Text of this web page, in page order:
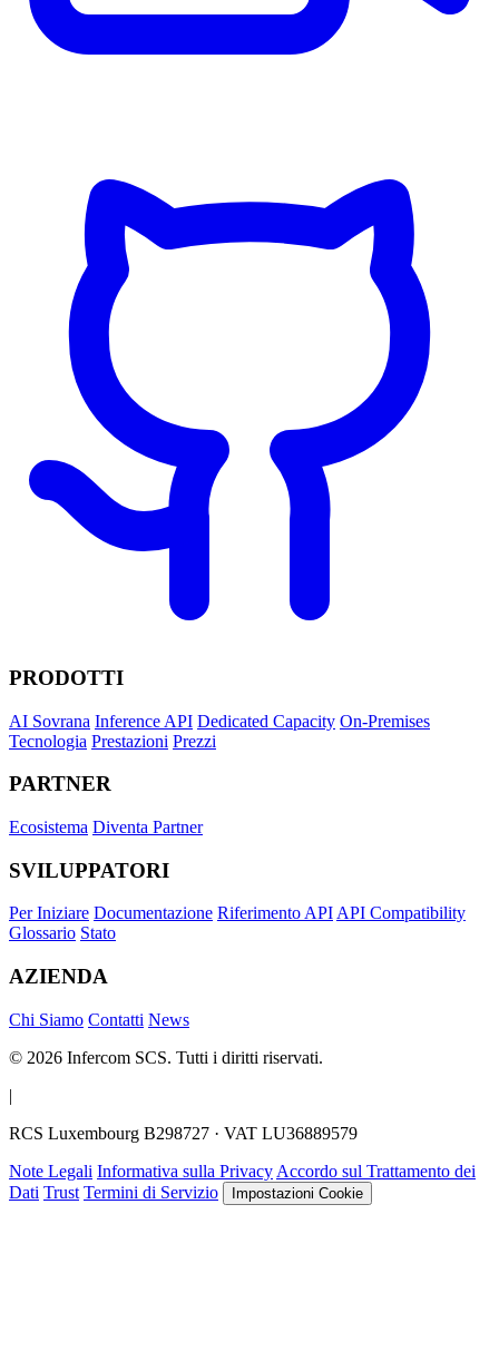
PRODOTTI
AI Sovrana Inference API Dedicated Capacity On-Premises
Tecnologia Prestazioni Prezzi
PARTNER
Ecosistema Diventa Partner
SVILUPPATORI
Per Iniziare Documentazione Riferimento APIAPI Compatibility
Glossario Stato
AZIENDA
Chi Siamo Contatti News
© 2026 Infercom SCS. Tutti i diritti riservati.
|
RCS Luxembourg B298727 · VAT LU36889579
Note Legali Informativa sulla Privacy Accordo sul Trattamento dei
Dati Trust Termini di Servizio Impostazioni Cookie